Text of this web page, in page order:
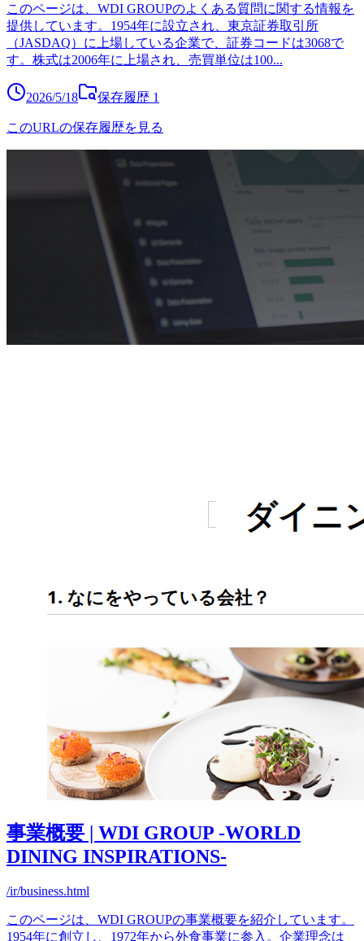
このページは、WDI GROUPのよくある質問に関する情報を
提供しています。1954年に設立され、東京証券取引所
（JASDAQ）に上場している企業で、証券コードは3068で
す。株式は2006年に上場され、売買単位は100...
2026/5/18 保存履歴 1
このURLの保存履歴を見る
事業概要 | WDI GROUP -WORLD
DINING INSPIRATIONS-
/ir/business.html
このページは、WDI GROUPの事業概要を紹介しています。
1954年に創立し、1972年から外食事業に参入。企業理念は